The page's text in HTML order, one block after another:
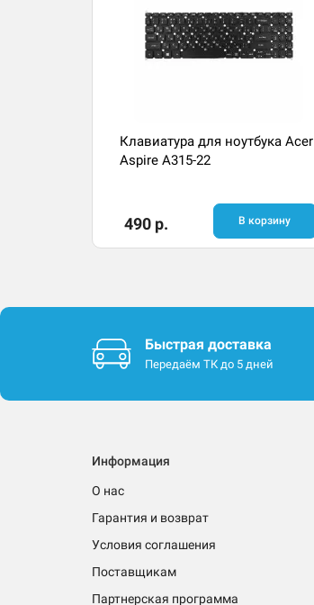
Клавиатура для ноутбука Acer
Aspire A315-22
490 р. В корзину
Быстрая доставка
Передаём ТК до 5 дней
Информация
О нас
Гарантия и возврат
Условия соглашения
Поставщикам
Партнерская программа